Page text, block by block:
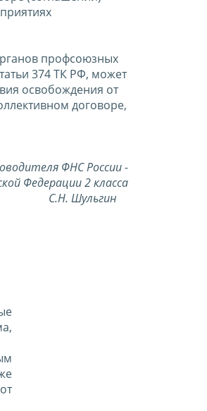
профсоюзных
374 ТК РФ, может
освобождения от
договоре,
ФНС России -
Федерации 2 класса
С.Н. Шульгин